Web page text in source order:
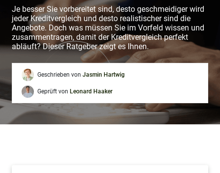
Je besser Sie vorbereitet sind, desto geschmeidiger wird
jeder Kreditvergleich und desto realistischer sind die
Angebote. Doch was müssen Sie im Vorfeld wissen und
zusammentragen, damit der Kreditvergleich perfekt
abläuft? Dieser Ratgeber zeigt es Ihnen.
Geschrieben von Jasmin Hartwig
Geprüft von Leonard Haaker